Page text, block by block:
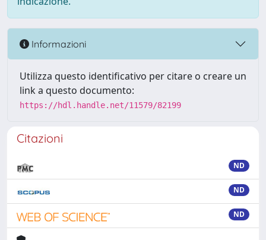
Informazioni
Utilizza questo identificativo per citare o creare un
link a questo documento:
https://hdl.handle.net/11579/82199
Citazioni
ND
ND
ND